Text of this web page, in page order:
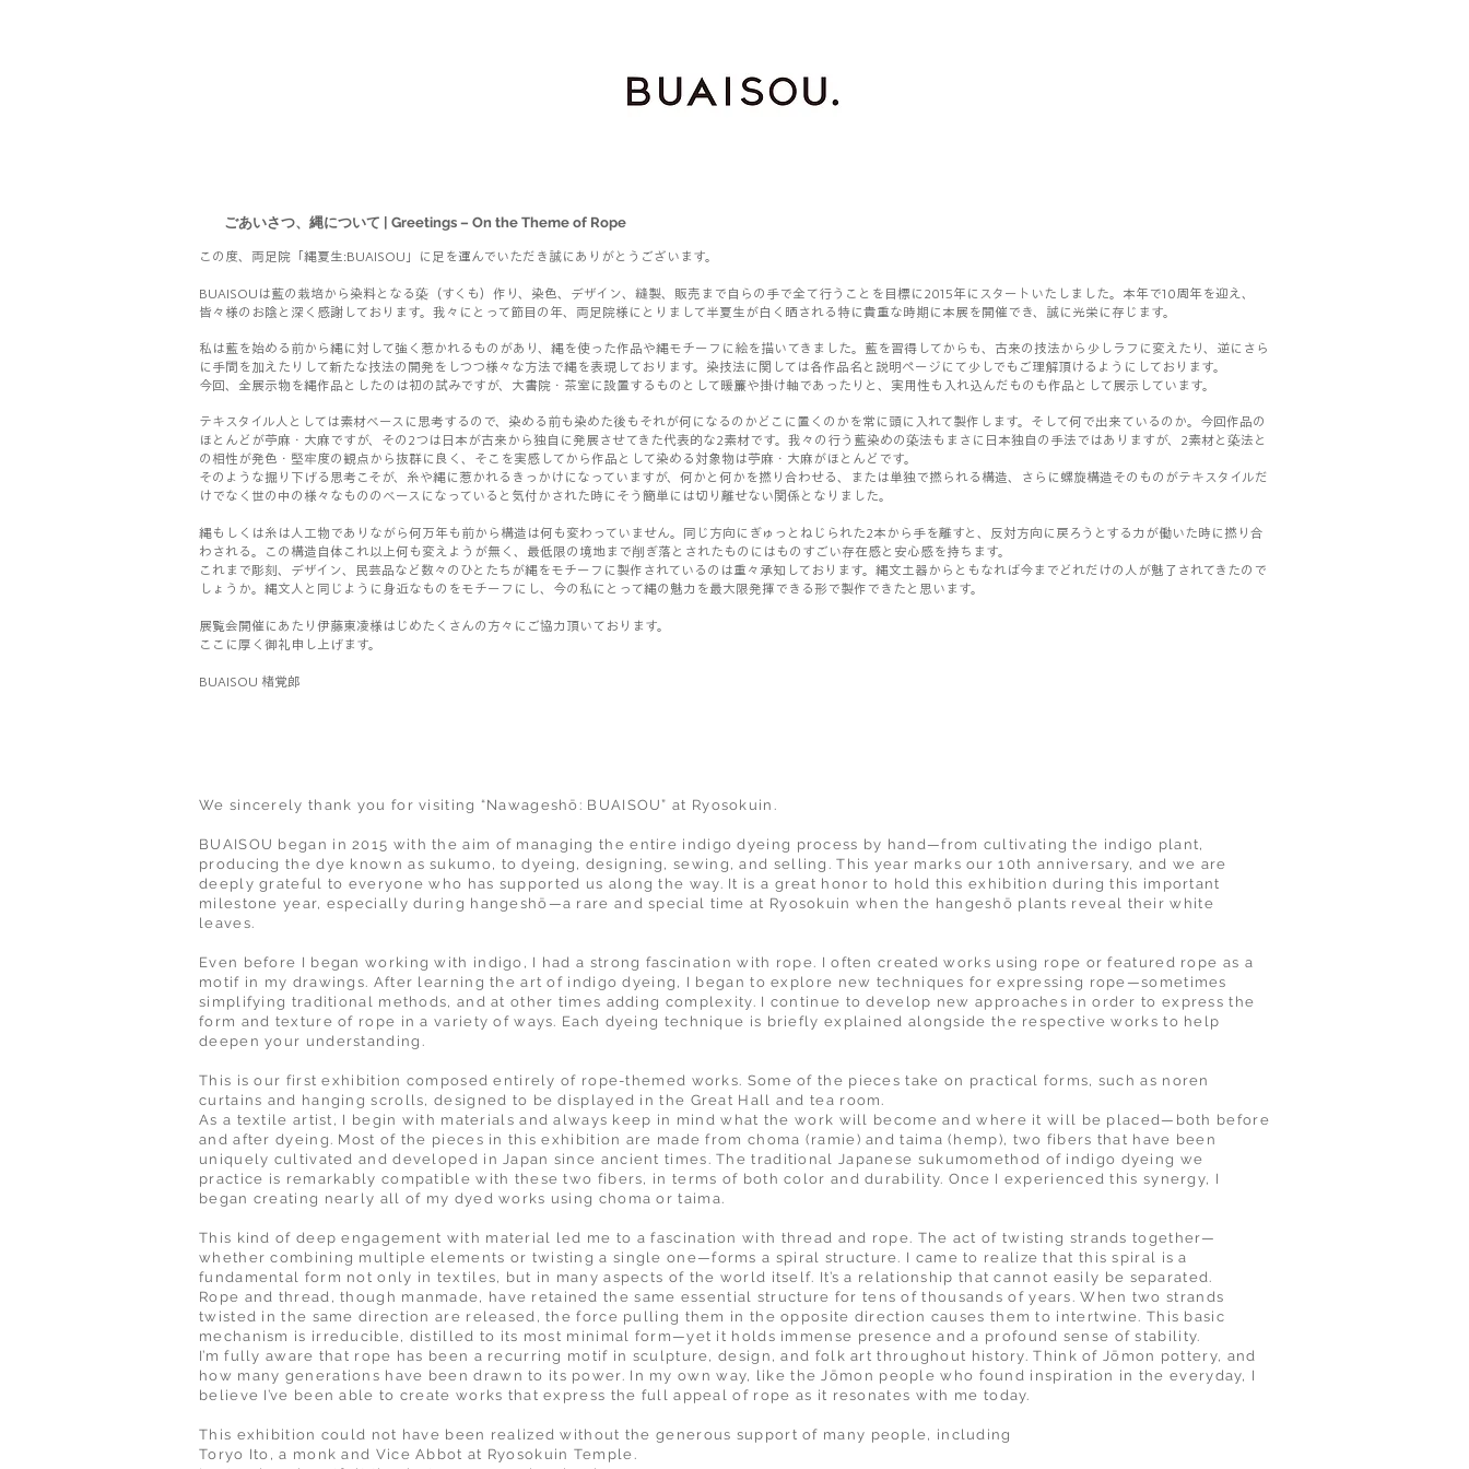
ごあいさつ、縄について | Greetings – On the Theme of Rope
この度、両足院「縄夏生:BUAISOU」に足を運んでいただき誠にありがとうございます。
BUAISOUは藍の栽培から染料となる蒅（すくも）作り、染色、デザイン、縫製、販売まで自らの手で全て行うことを目標に2015年にスタートいたしました。本年で10周年を迎え、
皆々様のお陰と深く感謝しております。 我々にとって節目の年、両足院様にとりまして半夏生が白く晒される特に貴重な時期に本展を開催でき、誠に光栄に存じます。
私は藍を始める前から縄に対して強く惹かれるものがあり、縄を使った作品や縄モチーフに絵を描いてきました。藍を習得してからも、古来の技法から少しラフに変えたり、逆にさら
に手間を加えたりして新たな技法の開発をしつつ様々な方法で縄を表現しております。染技法に関しては各作品名と説明ページにて少しでもご理解頂けるようにしております。
今回、全展示物を縄作品としたのは初の試みですが、大書院・茶室に設置するものとして暖簾や掛け軸であったりと、実用性も入れ込んだものも作品として展示しています。
テキスタイル人としては素材ベースに思考するので、染める前も染めた後もそれが何になるのかどこに置くのかを常に頭に入れて製作します。そして何で出来ているのか。今回作品の
ほとんどが苧麻・大麻ですが、その2つは日本が古来から独自に発展させてきた代表的な2素材です。我々の行う藍染めの蒅法もまさに日本独自の手法ではありますが、2素材と蒅法と
の相性が発色・堅牢度の観点から抜群に良く、そこを実感してから作品として染める対象物は苧麻・大麻がほとんどです。
そのような掘り下げる思考こそが、糸や縄に惹かれるきっかけになっていますが、何かと何かを撚り合わせる、または単独で撚られる構造、さらに螺旋構造そのものがテキスタイルだ
けでなく世の中の様々なもののベースになっていると気付かされた時にそう簡単には切り離せない関係となりました。
縄もしくは糸は人工物でありながら何万年も前から構造は何も変わっていません。同じ方向にぎゅっとねじられた2本から手を離すと、反対方向に戻ろうとする力が働いた時に撚り合
わされる。この構造自体これ以上何も変えようが無く、最低限の境地まで削ぎ落とされたものにはものすごい存在感と安心感を持ちます。
これまで彫刻、デザイン、民芸品など数々のひとたちが縄をモチーフに製作されているのは重々承知しております。縄文土器からともなれば今までどれだけの人が魅了されてきたので
しょうか。縄文人と同じように身近なものをモチーフにし、今の私にとって縄の魅力を最大限発揮できる形で製作できたと思います。
展覧会開催にあたり伊藤東凌様はじめたくさんの方々にご協力頂いております。
ここに厚く御礼申し上げます。
BUAISOU 楮覚郎
We sincerely thank you for visiting “Nawageshō: BUAISOU” at Ryosokuin.
BUAISOU began in 2015 with the aim of managing the entire indigo dyeing process by hand—from cultivating the indigo plant,
producing the dye known as sukumo, to dyeing, designing, sewing, and selling. This year marks our 10th anniversary, and we are
deeply grateful to everyone who has supported us along the way. It is a great honor to hold this exhibition during this important
milestone year, especially during hangeshō—a rare and special time at Ryosokuin when the hangeshō plants reveal their white
leaves.
Even before I began working with indigo, I had a strong fascination with rope. I often created works using rope or featured rope as a
motif in my drawings. After learning the art of indigo dyeing, I began to explore new techniques for expressing rope—sometimes
simplifying traditional methods, and at other times adding complexity. I continue to develop new approaches in order to express the
form and texture of rope in a variety of ways. Each dyeing technique is briefly explained alongside the respective works to help
deepen your understanding.
This is our first exhibition composed entirely of rope-themed works. Some of the pieces take on practical forms, such as noren
curtains and hanging scrolls, designed to be displayed in the Great Hall and tea room.
As a textile artist, I begin with materials and always keep in mind what the work will become and where it will be placed—both before
and after dyeing. Most of the pieces in this exhibition are made from choma (ramie) and taima (hemp), two fibers that have been
uniquely cultivated and developed in Japan since ancient times. The traditional Japanese sukumomethod of indigo dyeing we
practice is remarkably compatible with these two fibers, in terms of both color and durability. Once I experienced this synergy, I
began creating nearly all of my dyed works using choma or taima.
This kind of deep engagement with material led me to a fascination with thread and rope. The act of twisting strands together—
whether combining multiple elements or twisting a single one—forms a spiral structure. I came to realize that this spiral is a
fundamental form not only in textiles, but in many aspects of the world itself. It’s a relationship that cannot easily be separated.
Rope and thread, though manmade, have retained the same essential structure for tens of thousands of years. When two strands
twisted in the same direction are released, the force pulling them in the opposite direction causes them to intertwine. This basic
mechanism is irreducible, distilled to its most minimal form—yet it holds immense presence and a profound sense of stability.
I’m fully aware that rope has been a recurring motif in sculpture, design, and folk art throughout history. Think of Jōmon pottery, and
how many generations have been drawn to its power. In my own way, like the Jōmon people who found inspiration in the everyday, I
believe I’ve been able to create works that express the full appeal of rope as it resonates with me today.
This exhibition could not have been realized without the generous support of many people, including
Toryo Ito, a monk and Vice Abbot at Ryosokuin Temple.